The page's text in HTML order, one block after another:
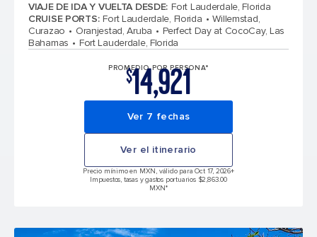
VIAJE DE IDA Y VUELTA DESDE: Fort Lauderdale, Florida
CRUISE PORTS: Fort Lauderdale, Florida
Willemstad,
Curazao
Oranjestad, Aruba
Perfect Day at CocoCay, Las
Bahamas
Fort Lauderdale, Florida
PROMEDIO POR PERSONA*
$14,921
Ver 7 fechas
Ver el itinerario
Precio mínimo en MXN, válido para Oct 17, 2026+
Impuestos, tasas y gastos portuarios $2,863.00
MXN*